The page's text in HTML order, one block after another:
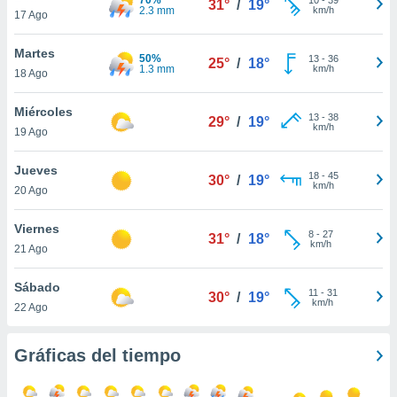
más
nuestra
y
de
disponible
cookies
aceptar
17 Ago
2.3 mm
31° / 19°
km/h
Martes
18 Ago
50%
1.3 mm
25° / 18° 13- 36
km/h
Miércoles
19 Ago
29° / 19° 13- 38
km/h
Jueves
20 Ago
30° / 19° 18- 45
km/h
Viernes
21 Ago
31° / 18° 8- 27
km/h
Sábado
22 Ago
30° / 19° 11 - 31
km/h
Gráficas del tiempo